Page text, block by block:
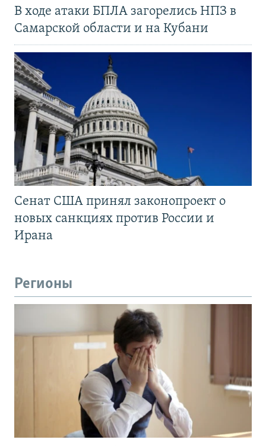
В ходе атаки БПЛА загорелись НПЗ в
Самарской области и на Кубани
Сенат США принял законопроект о
новых санкциях против России и
Ирана
Регионы